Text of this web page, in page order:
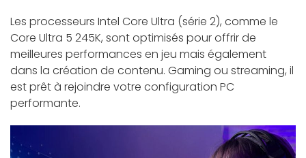
Les processeurs Intel Core Ultra (série 2), comme le
Core Ultra 5 245K, sont optimisés pour offrir de
meilleures performances en jeu mais également
dans la création de contenu. Gaming ou streaming, il
est prêt à rejoindre votre configuration PC
performante.